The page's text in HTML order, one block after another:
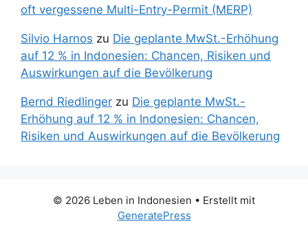
oft vergessene Multi-Entry-Permit (MERP)
Silvio Harnos zu Die geplante MwSt.-Erhöhung
auf 12 % in Indonesien: Chancen, Risiken und
Auswirkungen auf die Bevölkerung
Bernd Riedlinger zu Die geplante MwSt.-
Erhöhung auf 12 % in Indonesien: Chancen,
Risiken und Auswirkungen auf die Bevölkerung
© 2026 Leben in Indonesien • Erstellt mit
GeneratePress